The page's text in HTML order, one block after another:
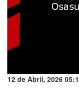
12 de Abril, 2026